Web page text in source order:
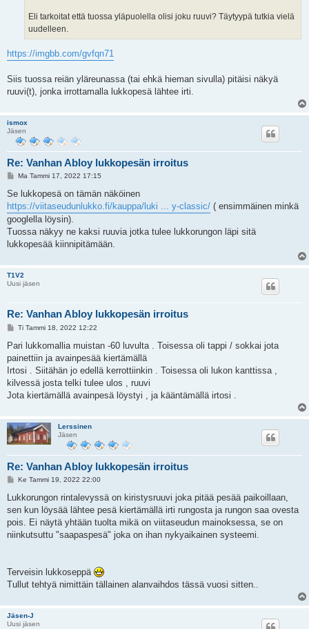
Eli tarkoitat että tuossa yläpuolella olisi joku ruuvi? Täytyypä tutkia vielä
uudelleen.
https://imgbb.com/gvfqn71
Siis tuossa reiän yläreunassa (tai ehkä hieman sivulla) pitäisi näkyä
ruuvi(t), jonka irrottamalla lukkopesä lähtee irti.
ismox
Jäsen
Re: Vanhan Abloy lukkopesän irroitus
V
e
t
i
Ma Tammi 17, 2022 17:15
Se lukkopesä on tämän näköinen
https://viitaseudunlukko.fi/kauppa/luki ... y-classic/ ( ensimmäinen minkä
googlella löysin).
Tuossa näkyy ne kaksi ruuvia jotka tulee lukkorungon läpi sitä
lukkopesää kiinnipitämään.
T1V2
Uusi jäsen
Re: Vanhan Abloy lukkopesän irroitus
V
e
t
i
Ti Tammi 18, 2022 12:22
Pari lukkomallia muistan -60 luvulta . Toisessa oli tappi / sokkai jota
painettiin ja avainpesää kiertämällä
Irtosi . Siitähän jo edellä kerrottiinkin . Toisessa oli lukon kanttissa ,
kilvessä josta telki tulee ulos , ruuvi
Jota kiertämällä avainpesä löystyi , ja kääntämällä irtosi .
Lerssinen
Jäsen
Re: Vanhan Abloy lukkopesän irroitus
V
e
t
i
Ke Tammi 19, 2022 22:00
Lukkorungon rintalevyssä on kiristysruuvi joka pitää pesää paikoillaan,
sen kun löysää lähtee pesä kiertämällä irti rungosta ja rungon saa ovesta
pois. Ei näytä yhtään tuolta mikä on viitaseudun mainoksessa, se on
niinkutsuttu "saapaspesä" joka on ihan nykyaikainen systeemi.
Terveisin lukkoseppä
Tullut tehtyä nimittäin tällainen alanvaihdos tässä vuosi sitten..
Jäsen-J
Uusi jäsen